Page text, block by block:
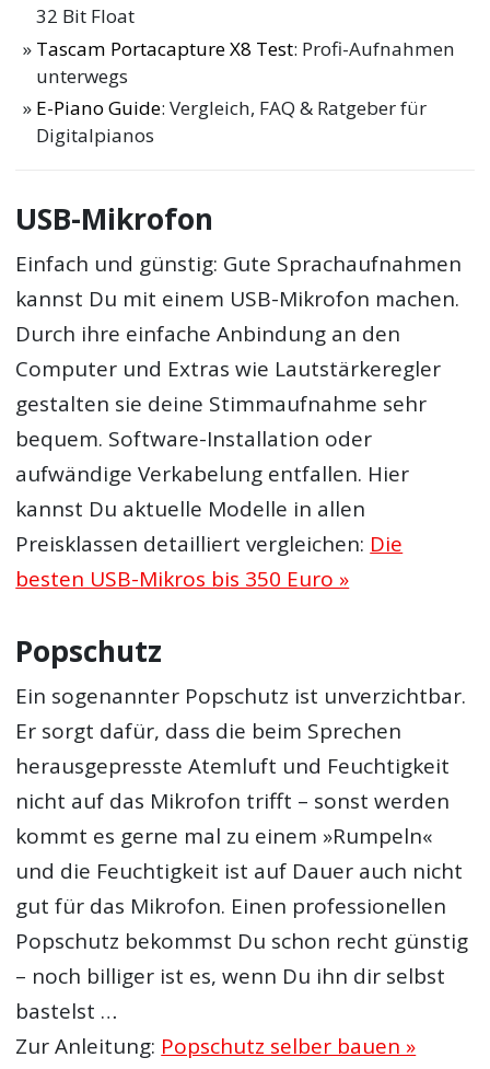
32 Bit Float
Tascam Portacapture X8 Test: Profi-Aufnahmen
unterwegs
E-Piano Guide: Vergleich, FAQ & Ratgeber für
Digitalpianos
USB-Mikrofon
Einfach und günstig: Gute Sprachaufnahmen
kannst Du mit einem USB-Mikrofon machen.
Durch ihre einfache Anbindung an den
Computer und Extras wie Lautstärkeregler
gestalten sie deine Stimmaufnahme sehr
bequem. Software-Installation oder
aufwändige Verkabelung entfallen. Hier
kannst Du aktuelle Modelle in allen
Preisklassen detailliert vergleichen: Die
besten USB-Mikros bis 350 Euro »
Popschutz
Ein sogenannter Popschutz ist unverzichtbar.
Er sorgt dafür, dass die beim Sprechen
herausgepresste Atemluft und Feuchtigkeit
nicht auf das Mikrofon trifft – sonst werden
kommt es gerne mal zu einem »Rumpeln«
und die Feuchtigkeit ist auf Dauer auch nicht
gut für das Mikrofon. Einen professionellen
Popschutz bekommst Du schon recht günstig
– noch billiger ist es, wenn Du ihn dir selbst
bastelst …
Zur Anleitung: Popschutz selber bauen »